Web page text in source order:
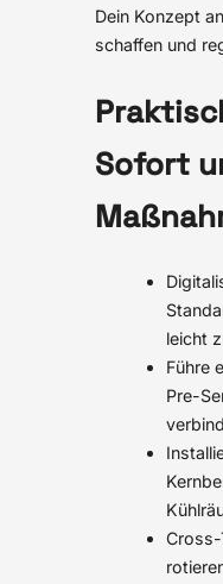
Dein Konzept
schaffen und
Sofort
leicht
Führe
Pre-
Cross-